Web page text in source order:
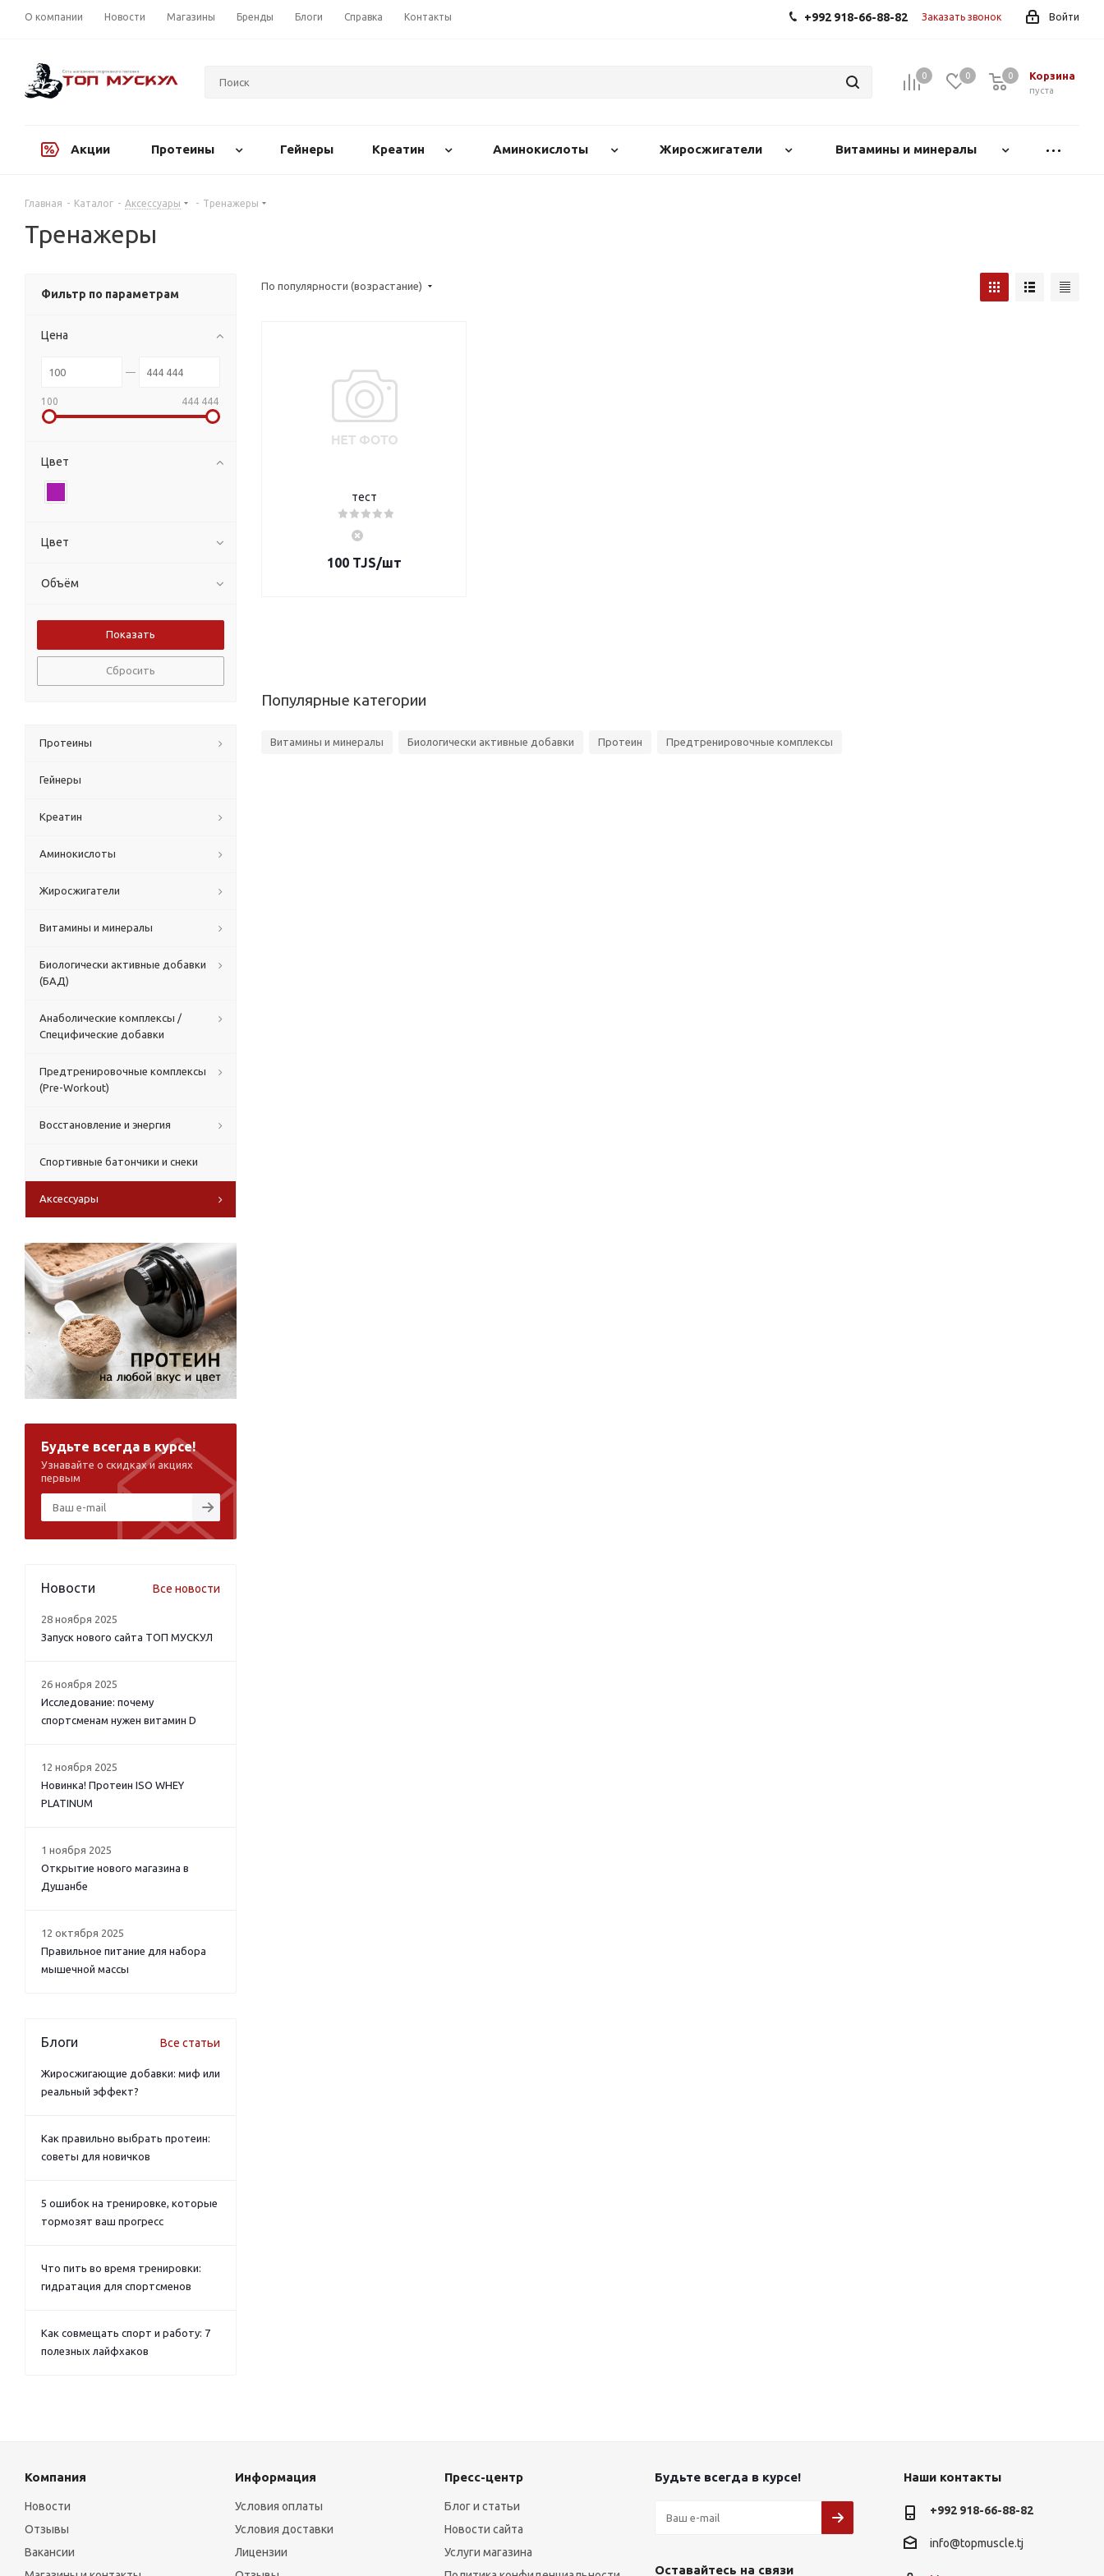
О компании Новости Магазины Бренды Блоги Справка Контакты Войти
+992 918-66-88-82 Заказать звонок
0 0 Корзина
0
пуста
0
Акции Протеины Гейнеры Креатин Аминокислоты Жиросжигатели Витамины и минералы
Главная - Каталог - Аксессуары - Тренажеры
Тренажеры
По популярности (возрастание)
тест
100 TJS/шт
Популярные категории
Витамины и минералы Биологически активные добавки Протеин Предтренировочные комплексы
Фильтр по параметрам
Цена
100 444 444
Цвет
Цвет
Объём
Сбросить
Протеины
Гейнеры
Креатин
Аминокислоты
Жиросжигатели
Витамины и минералы
Биологически активные добавки
(БАД)
Анаболические комплексы /
Специфические добавки
Предтренировочные комплексы
(Pre-Workout)
Восстановление и энергия
Спортивные батончики и снеки
Аксессуары
Будьте всегда в курсе!
Узнавайте о скидках и акциях
первым
Новости Все новости
28 ноября 2025
Запуск нового сайта ТОП МУСКУЛ
26 ноября 2025
Исследование: почему
спортсменам нужен витамин D
12 ноября 2025
Новинка! Протеин ISO WHEY
PLATINUM
1 ноября 2025
Открытие нового магазина в
Душанбе
12 октября 2025
Правильное питание для набора
мышечной массы
Блоги Все статьи
Жиросжигающие добавки: миф или
реальный эффект?
Как правильно выбрать протеин:
советы для новичков
5 ошибок на тренировке, которые
тормозят ваш прогресс
Что пить во время тренировки:
гидратация для спортсменов
Как совмещать спорт и работу: 7
полезных лайфхаков
Компания
Новости
Отзывы
Вакансии
Информация
Условия оплаты
Условия доставки
Лицензии
Пресс-центр
Блог и статьи
Новости сайта
Услуги магазина
Будьте всегда в курсе!
Оставайтесь на связи
Наши контакты
+992 918-66-88-82
info@topmuscle.tj